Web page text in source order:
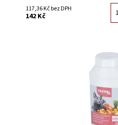
117,36 Kč bez DPH
142 Kč
Skladem 4
58214B